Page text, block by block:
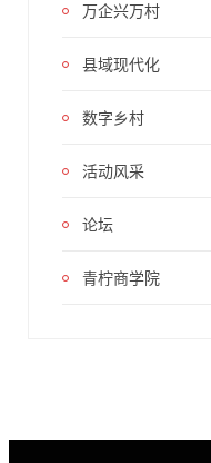
万企兴万村
县域现代化
数字乡村
活动风采
论坛
青柠商学院